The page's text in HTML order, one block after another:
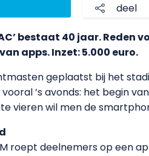
deel
bestaat 40 jaar. Reden
apps. Inzet: 5.000 euro.
geplaatst bij het
’s avonds: het begin
vieren wil men de
roept deelnemers op een